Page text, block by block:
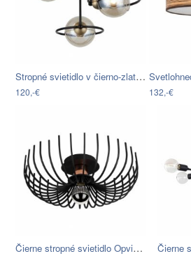
Stropné svietidlo v čierno-zlatej farbe…
120,-€ 132,-€
Čierne stropné svietidlo Opviq lights…